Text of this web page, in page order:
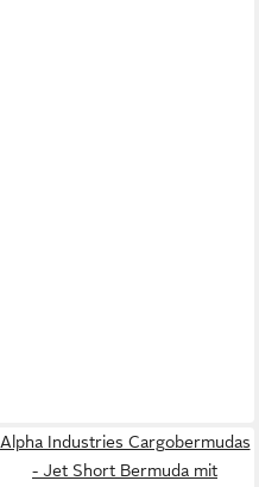
Alpha Industries Cargobermudas
- Jet Short Bermuda mit